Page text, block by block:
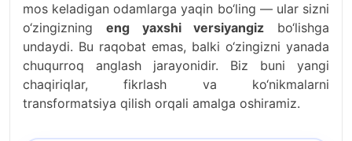
mos keladigan odamlarga yaqin bo‘ling — ular sizni
o‘zingizning eng yaxshi versiyangiz bo‘lishga
undaydi. Bu raqobat emas, balki o‘zingizni yanada
chuqurroq anglash jarayonidir. Biz buni yangi
chaqiriqlar, fikrlash va ko‘nikmalarni
transformatsiya qilish orqali amalga oshiramiz.